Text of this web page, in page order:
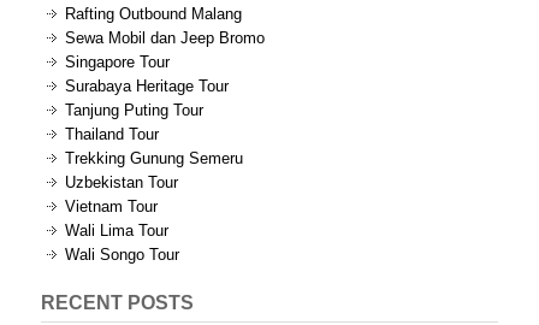
Rafting Outbound Malang
Sewa Mobil dan Jeep Bromo
Singapore Tour
Surabaya Heritage Tour
Tanjung Puting Tour
Thailand Tour
Trekking Gunung Semeru
Uzbekistan Tour
Vietnam Tour
Wali Lima Tour
Wali Songo Tour
RECENT POSTS